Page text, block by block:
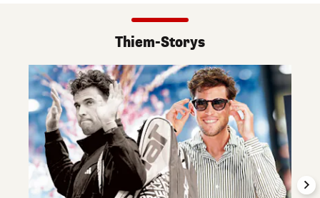
Thiem-Storys